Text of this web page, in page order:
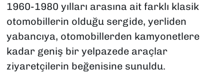
1960-1980 yılları arasına ait farklı klasik
otomobillerin olduğu sergide, yerliden
yabancıya, otomobillerden kamyonetlere
kadar geniş bir yelpazede araçlar
ziyaretçilerin beğenisine sunuldu.